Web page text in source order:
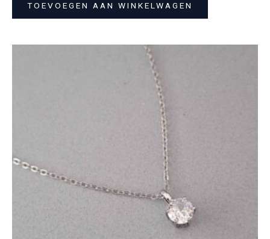
TOEVOEGEN AAN WINKELWAGEN